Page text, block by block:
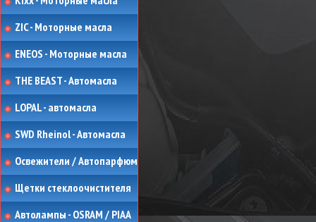
ZIC - Моторные масла
ENEOS - Моторные масла
THE BEAST - Автомасла
LOPAL - автомасла
SWD Rheinol - Автомасла
Освежители / Автопарфюм
Щетки стеклоочистителя
Автолампы - OSRAM / PIAA